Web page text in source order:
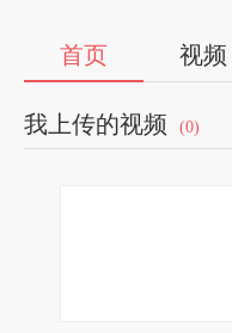
首页 视频
我上传的视频 (0)